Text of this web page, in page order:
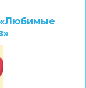
«Любимые